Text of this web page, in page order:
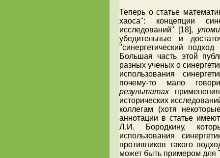
Теперь о статье
хаоса": концепции
исследований" [18],
убедительные и
"синергетический
Большая часть этой
разных ученых о
использования
почему-то мало
результатахприменения
исторических
коллегам (хотя
аннотации в статье
Л.И. Бородкину,
использования
противников такого
может быть примером для